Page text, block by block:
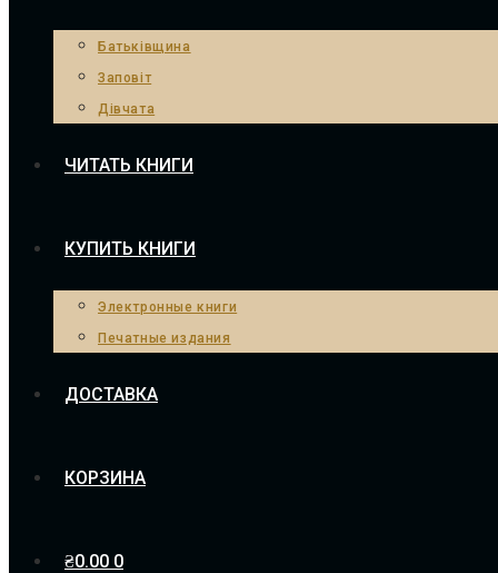
Батьківщина
Заповіт
Дівчата
ЧИТАТЬ КНИГИ
КУПИТЬ КНИГИ
Электронные книги
Печатные издания
ДОСТАВКА
КОРЗИНА
₴0.00 0